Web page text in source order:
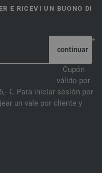
E RICEVI UN BUONO DI
*
Cupón
válido por
€. Para iniciar sesión por
un vale por cliente y